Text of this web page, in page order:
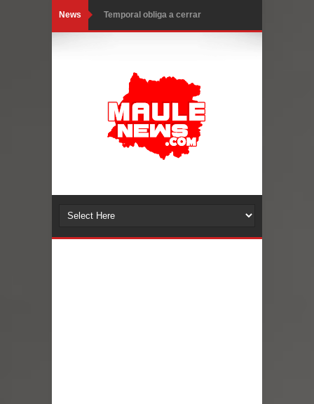
News Temporal obliga a cerrar
Chancho en Talca tras caída de
ramas cerca de carpas
Miles llegan a la Plaza de Armas de
Talca en el inicio de la Fiesta del
Torneo de Asadores reúne a 13